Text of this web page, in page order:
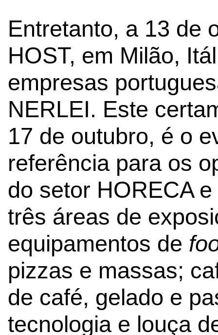
Entretanto, a 13 de
HOST, em Milão,
empresas
NERLEI. Este
17 de outubro, é o
referência para os
do setor HORECA
três áreas de
equipamentos de
pizzas e massas;
de café, gelado e
tecnologia e louça